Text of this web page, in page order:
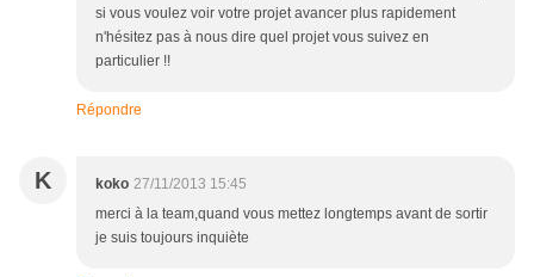
si vous voulez voir votre projet avancer plus rapidement
n'hésitez pas à nous dire quel projet vous suivez en
particulier !!
Répondre
K koko 27/11/2013 15:45
merci à la team,quand vous mettez longtemps avant de sortir
je suis toujours inquiète